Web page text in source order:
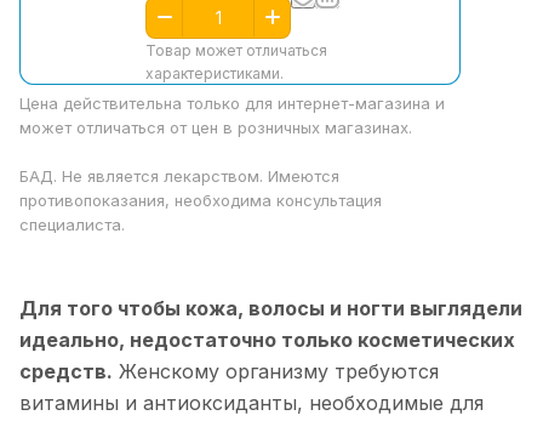
Товар может отличаться
характеристиками.
Цена действительна только для интернет-магазина и
может отличаться от цен в розничных магазинах.
БАД. Не является лекарством. Имеются
противопоказания, необходима консультация
специалиста.
Для того чтобы кожа, волосы и ногти выглядели
идеально, недостаточно только косметических
средств. Женскому организму требуются
витамины и антиоксиданты, необходимые для